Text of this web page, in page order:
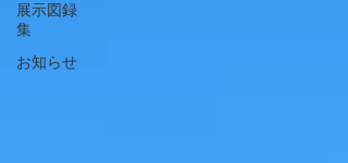
展示図録
集
お知らせ